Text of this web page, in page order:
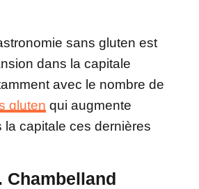
sans gluten est
dans la capitale
avec le nombre de
gluten qui augmente
la capitale ces dernières
Chambelland